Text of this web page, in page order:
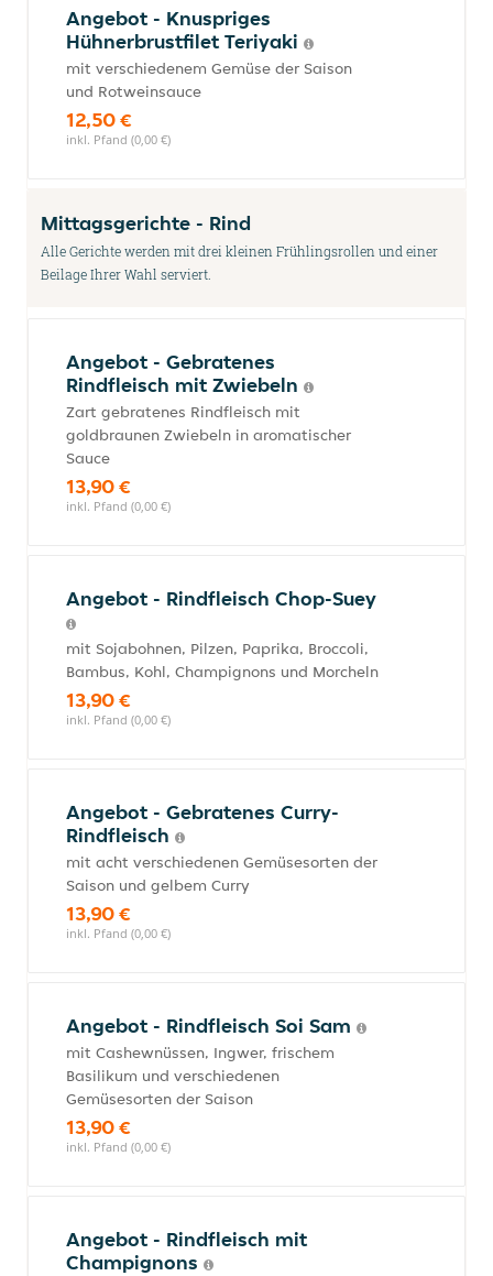
Angebot - Knuspriges
Hühnerbrustfilet Teriyaki
mit verschiedenem Gemüse der Saison
und Rotweinsauce
12,50 €
inkl. Pfand (0,00 €)
Mittagsgerichte - Rind
Alle Gerichte werden mit drei kleinen Frühlingsrollen und einer
Beilage Ihrer Wahl serviert.
Angebot - Gebratenes
Rindfleisch mit Zwiebeln
Zart gebratenes Rindfleisch mit
goldbraunen Zwiebeln in aromatischer
Sauce
13,90 €
inkl. Pfand (0,00 €)
Angebot - Rindfleisch Chop-Suey
mit Sojabohnen, Pilzen, Paprika, Broccoli,
Bambus, Kohl, Champignons und Morcheln
13,90 €
inkl. Pfand (0,00 €)
Angebot - Gebratenes Curry-
Rindfleisch
mit acht verschiedenen Gemüsesorten der
Saison und gelbem Curry
13,90 €
inkl. Pfand (0,00 €)
Angebot - Rindfleisch Soi Sam
mit Cashewnüssen, Ingwer, frischem
Basilikum und verschiedenen
Gemüsesorten der Saison
13,90 €
inkl. Pfand (0,00 €)
Angebot - Rindfleisch mit
Champignons